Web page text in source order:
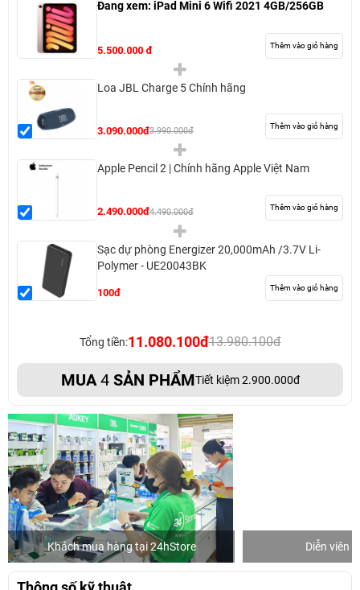
Đang xem: iPad Mini 6 Wifi 2021 4GB/256GB
5.500.000 đ Thêm vào giỏ hàng
Loa JBL Charge 5 Chính hãng
3.090.000đ3.990.000đ Thêm vào giỏ hàng
Apple Pencil 2 | Chính hãng Apple Việt Nam
2.490.000đ4.490.000đ Thêm vào giỏ hàng
Sạc dự phòng Energizer 20,000mAh /3.7V Li-
Polymer - UE20043BK
100đ Thêm vào giỏ hàng
Tổng tiền:11.080.100đ13.980.100đ
MUA4SẢN PHẨMTiết kiệm 2.900.000đ
Khách mua hàng tại 24hStore Diễn viên